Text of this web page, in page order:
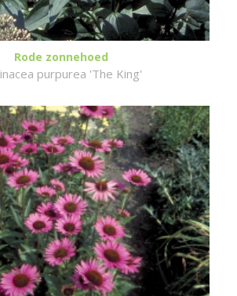
Rode zonnehoed
purpurea 'The King'